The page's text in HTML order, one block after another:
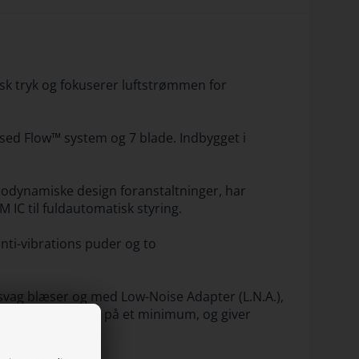
tryk og fokuserer luftstrømmen for
Flow™ system og 7 blade. Indbygget i
design foranstaltninger, har
IC til fuldautomatisk styring.
vibrations puder og to
blæser og med Low-Noise Adapter (L.N.A.),
at holde støjen på et minimum, og giver